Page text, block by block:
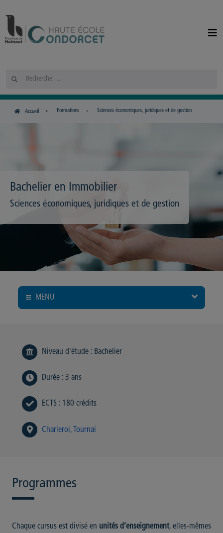
Rechercher
Accueil Formations Sciences économiques, juridiques et de gestion
Bachelier en Immobilier
Sciences économiques, juridiques et de gestion
MENU
Niveau d'étude : Bachelier
Durée : 3 ans
ECTS : 180 crédits
Charleroi Tournai
Programmes
Chaque cursus est divisé en unités d’enseignement, elles-mêmes